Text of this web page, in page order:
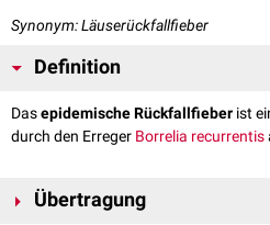
Synonym: Läuserückfallfieber
Definition
Dasepidemische Rückfallfieber ist
durch den Erreger Borrelia recurrentis
Übertragung